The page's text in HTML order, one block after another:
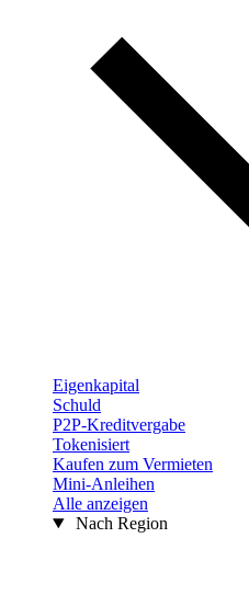
Eigenkapital
Schuld
P2P-Kreditvergabe
Tokenisiert
Kaufen zum Vermieten
Mini-Anleihen
Alle anzeigen
Nach Region